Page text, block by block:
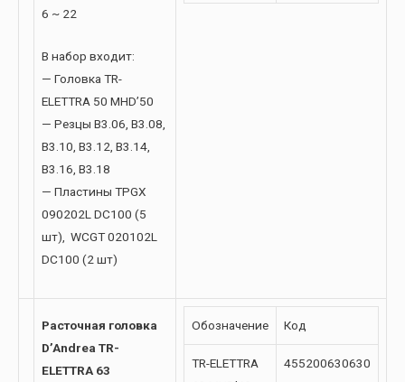
6 ~ 22
В набор входит:
— Головка TR-
ELETTRA 50 MHD’50
— Резцы B3.06, B3.08,
B3.10, B3.12, B3.14,
B3.16, B3.18
— Пластины TPGX
090202L DC100 (5
шт), WCGT 020102L
DC100 (2 шт)
Расточная головка
D’Andrea TR-
ELETTRA 63
Обозначение Код
TR-ELETTRA
455200630630